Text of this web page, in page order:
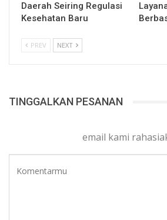
Daerah Seiring Regulasi
Kesehatan Baru
PREV NEXT
TINGGALKAN PESANAN
email kami